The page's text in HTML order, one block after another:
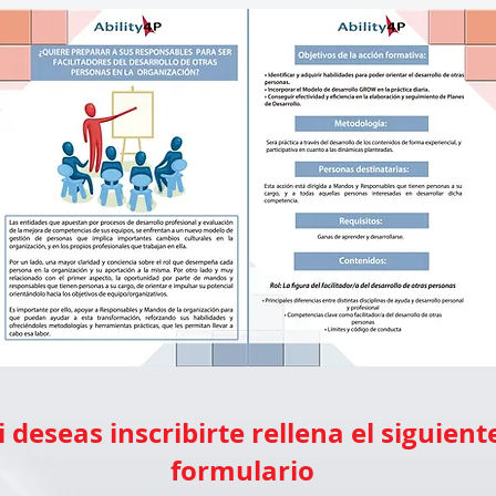
deseas inscribirte rellena el
formulario